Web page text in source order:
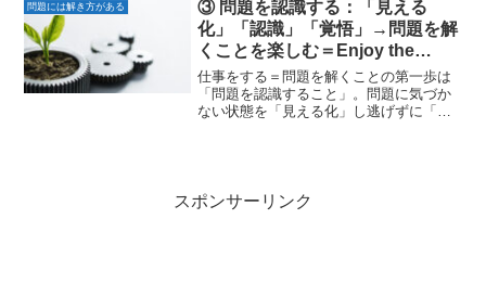
失敗事例から入る。「先入...
問題には解き方がある
③ 問題を認識する：「見える
化」「認識」「覚悟」→問題を解
くことを楽しむ＝Enjoy the
problem
仕事をする＝問題を解くことの第一歩は
「問題を認識すること」。問題に気づか
ない状態を「見える化」し逃げずに「問
スポンサーリンク